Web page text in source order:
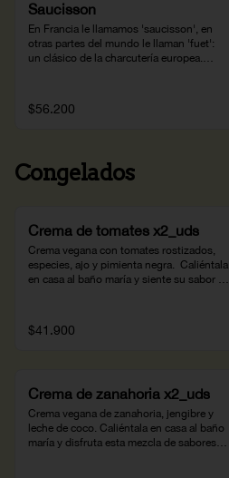
Saucisson
En Francia le llamamos 'saucisson', en
otras partes del mundo le llaman 'fuet':
un clásico de la charcutería europea.
tradicional de los Alpes franceses con
ingredientes colombianos: cerdo de
¡Elaborado en los laboratorios de Joyería
Gastronómica!
$56.200
Congelados
Crema de tomates x2_uds
Crema vegana con tomates rostizados,
especies, ajo y pimienta negra.  Caliéntala
en casa al baño maría y siente su sabor
$41.900
Crema de zanahoria x2_uds
Crema vegana de zanahoria, jengibre y
leche de coco. Caliéntala en casa al baño
maría y disfruta esta mezcla de sabores